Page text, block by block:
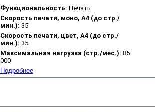
Функциональность: Печать
Скорость печати, моно, А4 (до стр./
мин.): 35
Скорость печати, цвет, А4 (до стр./
мин.): 35
Максимальная нагрузка (стр./мес.): 85
000
Подробнее